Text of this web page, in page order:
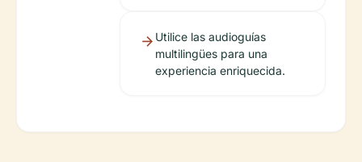
Utilice las audioguías
multilingües para una
experiencia enriquecida.